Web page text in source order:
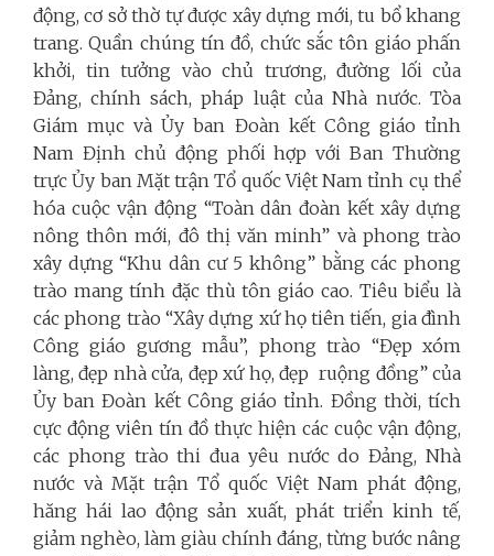
động, cơ sở thờ tự được xây dựng mới, tu bổ khang
trang. Quần chúng tín đồ, chức sắc tôn giáo phấn
khởi, tin tưởng vào chủ trương, đường lối của
Đảng, chính sách, pháp luật của Nhà nước. Tòa
Giám mục và Ủy ban Đoàn kết Công giáo tỉnh
Nam Định chủ động phối hợp với Ban Thường
trực Ủy ban Mặt trận Tổ quốc Việt Nam tỉnh cụ thể
hóa cuộc vận động “Toàn dân đoàn kết xây dựng
nông thôn mới, đô thị văn minh” và phong trào
xây dựng “Khu dân cư 5 không” bằng các phong
trào mang tính đặc thù tôn giáo cao. Tiêu biểu là
các phong trào “Xây dựng xứ họ tiên tiến, gia đình
Công giáo gương mẫu”, phong trào “Đẹp xóm
làng, đẹp nhà cửa, đẹp xứ họ, đẹp ruộng đồng” của
Ủy ban Đoàn kết Công giáo tỉnh. Đồng thời, tích
cực động viên tín đồ thực hiện các cuộc vận động,
các phong trào thi đua yêu nước do Đảng, Nhà
nước và Mặt trận Tổ quốc Việt Nam phát động,
hăng hái lao động sản xuất, phát triển kinh tế,
giảm nghèo, làm giàu chính đáng, từng bước nâng